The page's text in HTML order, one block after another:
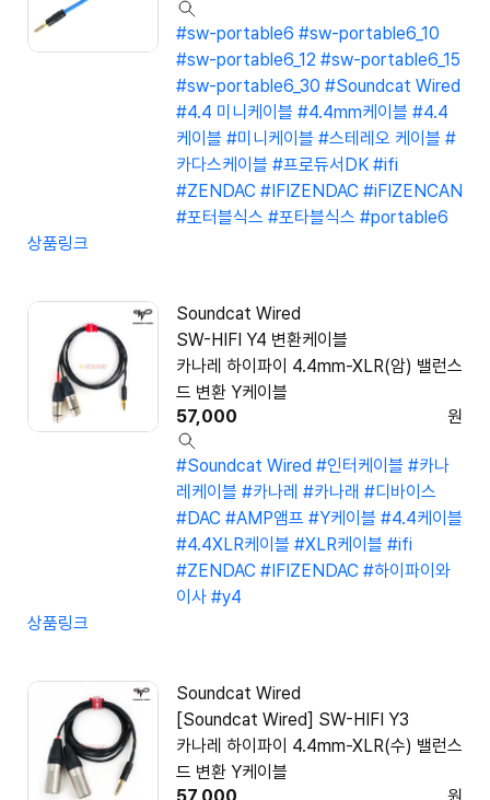
#sw-portable6 #sw-portable6_10
#sw-portable6_12 #sw-portable6_15
#sw-portable6_30 #Soundcat Wired
#4.4 미니케이블 #4.4mm케이블 #4.4
케이블 #미니케이블 #스테레오 케이블 #
카다스케이블 #프로듀서DK #ifi
#ZENDAC #IFIZENDAC #iFIZENCAN
#포터블식스 #포타블식스 #portable6
상품링크
Soundcat Wired
SW-HIFI Y4 변환케이블
카나레 하이파이 4.4mm-XLR(암) 밸런스
드 변환 Y케이블
57,000
원
#Soundcat Wired #인터케이블 #카나
레케이블 #카나레 #카나래 #디바이스
#DAC #AMP앰프 #Y케이블 #4.4케이블
#4.4XLR케이블 #XLR케이블 #ifi
#ZENDAC #IFIZENDAC #하이파이와
이사 #y4
상품링크
Soundcat Wired
[Soundcat Wired] SW-HIFI Y3
카나레 하이파이 4.4mm-XLR(수) 밸런스
드 변환 Y케이블